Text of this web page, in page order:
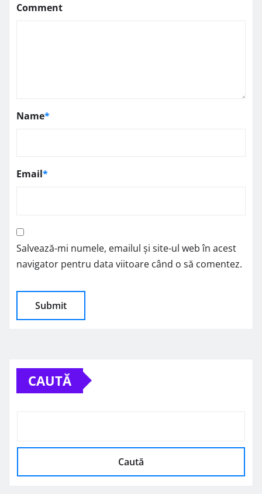
Comment
Name*
Email*
Salvează-mi numele, emailul și site-ul web în acest
navigator pentru data viitoare când o să comentez.
CAUTĂ
Caută